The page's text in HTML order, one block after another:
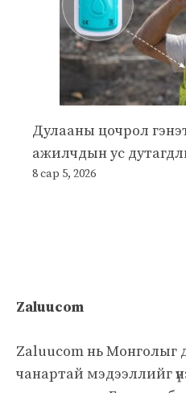
Дулааны цочрол гэнэт
ажилчдын ус
8 сар 5, 2026
Zaluucom
Zaluucom нь Монголыг
чанартай мэдээллийг